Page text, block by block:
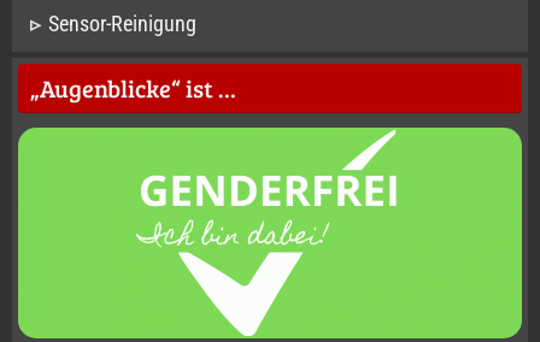
Sensor-Reinigung
„Augenblicke“ ist …